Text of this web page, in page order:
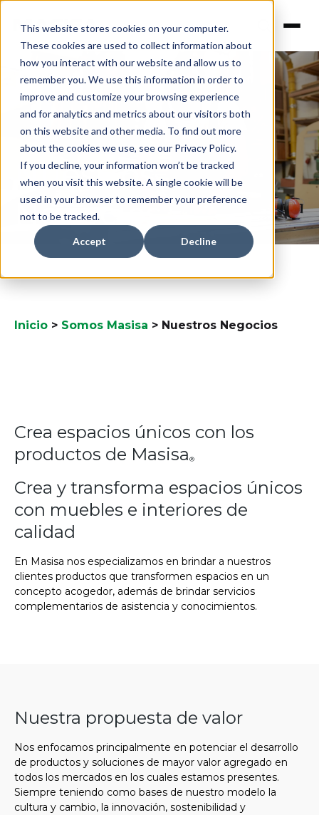
This website stores cookies on your computer.
These cookies are used to collect information about
how you interact with our website and allow us to
remember you. We use this information in order to
improve and customize your browsing experience
and for analytics and metrics about our visitors both
on this website and other media. To find out more
about the cookies we use, see our Privacy Policy.
If you decline, your information won’t be tracked
when you visit this website. A single cookie will be
used in your browser to remember your preference
not to be tracked.
Accept Decline
Nuestros
Negocios
Inicio > Somos Masisa > Nuestros Negocios
Crea espacios únicos con los
productos de Masisa®
Crea y transforma espacios únicos
con muebles e interiores de
calidad
En Masisa nos especializamos en brindar a nuestros
clientes productos que transformen espacios en un
concepto acogedor, además de brindar servicios
complementarios de asistencia y conocimientos.
Nuestra propuesta de valor
Nos enfocamos principalmente en potenciar el desarrollo
de productos y soluciones de mayor valor agregado en
todos los mercados en los cuales estamos presentes.
Siempre teniendo como bases de nuestro modelo la
cultura y cambio, la innovación, sostenibilidad y